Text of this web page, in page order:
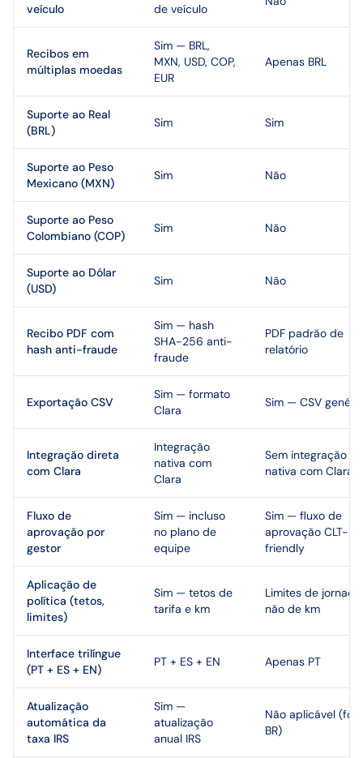
veículo de veículo
Recibos em
múltiplas moedas
Sim — BRL,
MXN, USD, COP,
EUR
Apenas BRL
Suporte ao Real
(BRL)
Sim Sim
Suporte ao Peso
Mexicano (MXN)
Sim Não
Suporte ao Peso
Colombiano (COP)
Sim Não
Suporte ao Dólar
(USD)
Sim Não
Recibo PDF com
hash anti-fraude
Sim — hash
SHA-256 anti-
fraude
PDF padrão de
relatório
Exportação CSV
Sim — formato
Clara
Sim — CSV
Integração direta
com Clara
Integração
nativa com
Clara
Sem integração
nativa com Clara
Fluxo de
aprovação por
gestor
Sim — incluso
no plano de
equipe
Sim — fluxo de
aprovação CLT-
friendly
Aplicação de
política (tetos,
limites)
Sim — tetos de
tarifa e km
Limites de jornada,
não de km
Interface trilíngue
(PT + ES + EN)
PT + ES + EN Apenas PT
Atualização
automática da
taxa IRS
Sim —
atualização
anual IRS
Não aplicável
BR)